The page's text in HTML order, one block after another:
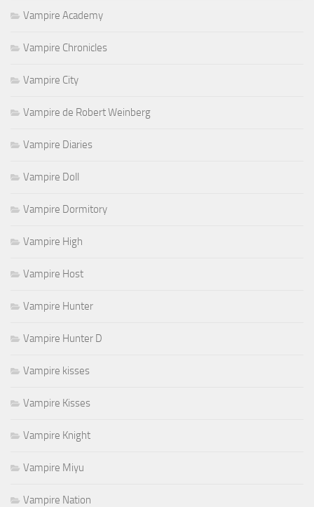
Vampire Academy
Vampire Chronicles
Vampire City
Vampire de Robert Weinberg
Vampire Diaries
Vampire Doll
Vampire Dormitory
Vampire High
Vampire Host
Vampire Hunter
Vampire Hunter D
Vampire kisses
Vampire Kisses
Vampire Knight
Vampire Miyu
Vampire Nation